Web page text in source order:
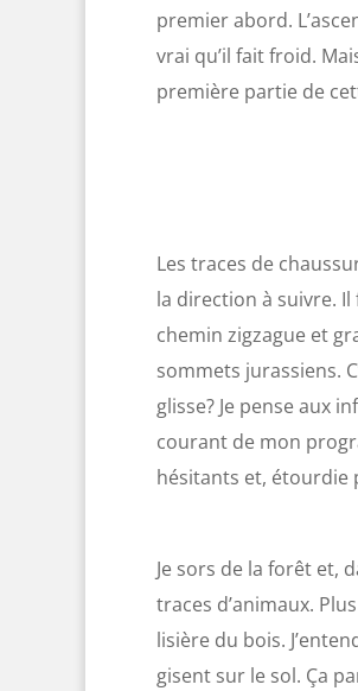
premier abord.
vrai qu’il fait froid.
première partie de
Les traces de
la direction à suivre.
chemin zigzague et
sommets jurassiens.
glisse? Je pense aux
courant de mon
hésitants et, étourdie
Je sors de la forêt et,
traces d’animaux.
lisière du bois.
gisent sur le sol. Ça